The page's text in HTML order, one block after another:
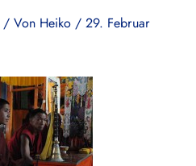
/ Von Heiko / 29. Februar